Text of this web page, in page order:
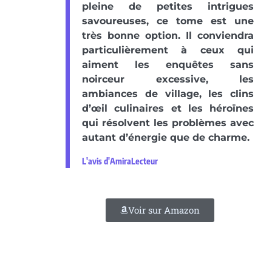
pleine de petites intrigues
savoureuses, ce tome est une
très bonne option. Il conviendra
particulièrement à ceux qui
aiment les enquêtes sans
noirceur excessive, les
ambiances de village, les clins
d’œil culinaires et les héroïnes
qui résolvent les problèmes avec
autant d’énergie que de charme.
L'avis d'AmiraLecteur
Voir sur Amazon